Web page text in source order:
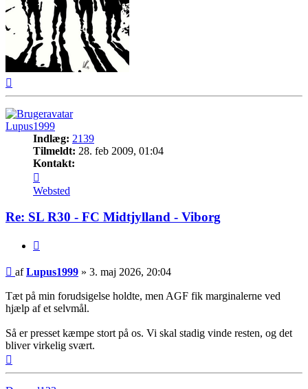
Lupus1999
Indlæg: 2139
Tilmeldt: 28. feb 2009, 01:04
Kontakt:
Lupus1999
Websted
Re: SL R30 - FC Midtjylland - Viborg
Indlæg
afLupus1999 » 3. maj 2026, 20:04
Tæt på min forudsigelse holdte, men AGF fik marginalerne ved
hjælp af et selvmål.
Så er presset kæmpe stort på os. Vi skal stadig vinde resten, og det
bliver virkelig svært.